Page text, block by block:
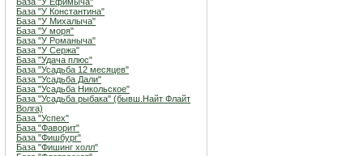
База "У Константина"
База "У Михалыча"
База "У моря"
База "У Романыча"
База "У Сержа"
База "Удача плюс"
База "Усадьба 12 месяцев"
База "Усадьба Дали"
База "Усадьба Никольское"
База "Усадьба рыбака" (бывш.Найт Флайт
Волга)
База "Успех"
База "Фаворит"
База "Фишбург"
База "Фишинг холл"